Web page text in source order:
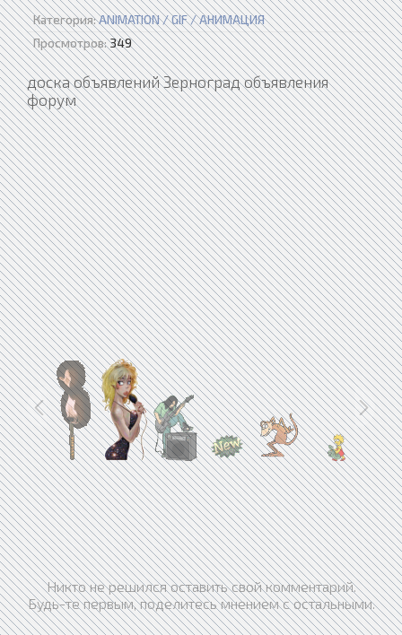
Категория:ANIMATION / GIF / АНИМАЦИЯ
Просмотров:349
доска объявлений Зерноград объявления
форум
Никто не решился оставить свой комментарий.
Будь-те первым, поделитесь мнением с остальными.